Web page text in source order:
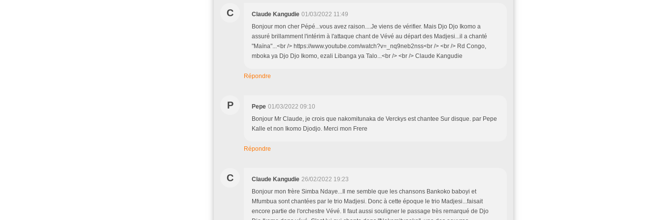
C Claude Kangudie 01/03/2022 11:49
Bonjour mon cher Pépé...vous avez raison....Je viens de vérifier. Mais Djo Djo Ikomo a
assuré brillamment l'intérim à l'attaque chant de Vévé au départ des Madjesi...il a chanté
"Maïna"...<br /> https://www.youtube.com/watch?v=_nq9neb2nss<br /> <br /> Rd Congo,
mboka ya Djo Djo Ikomo, ezali Libanga ya Talo...<br /> <br /> Claude Kangudie
Répondre
P Pepe 01/03/2022 09:10
Bonjour Mr Claude, je crois que nakomitunaka de Verckys est chantee Sur disque. par Pepe
Kalle et non Ikomo Djodjo. Merci mon Frere
Répondre
C Claude Kangudie 26/02/2022 19:23
Bonjour mon frère Simba Ndaye...Il me semble que les chansons Bankoko baboyi et
Mfumbua sont chantées par le trio Madjesi. Donc à cette époque le trio Madjesi...faisait
encore partie de l'orchestre Vévé. Il faut aussi souligner le passage très remarqué de Djo